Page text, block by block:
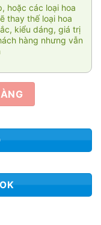
hoặc các loại hoa
thay thế loại hoa
kiểu dáng, giá trị
hàng nhưng vẫn